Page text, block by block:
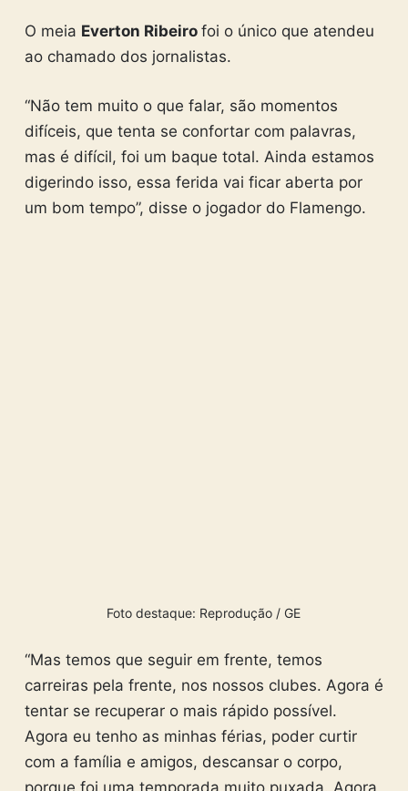
O meia Everton Ribeiro foi o único que atendeu
ao chamado dos jornalistas.
“Não tem muito o que falar, são momentos
difíceis, que tenta se confortar com palavras,
mas é difícil, foi um baque total. Ainda estamos
digerindo isso, essa ferida vai ficar aberta por
um bom tempo”, disse o jogador do Flamengo.
Foto destaque: Reprodução / GE
“Mas temos que seguir em frente, temos
carreiras pela frente, nos nossos clubes. Agora é
tentar se recuperar o mais rápido possível.
Agora eu tenho as minhas férias, poder curtir
com a família e amigos, descansar o corpo,
porque foi uma temporada muito puxada. Agora